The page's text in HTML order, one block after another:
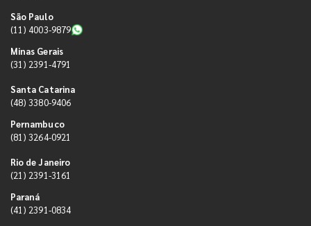
São Paulo
(11) 4003-9879
Minas Gerais
(31) 2391-4791
Santa Catarina
(48) 3380-9406
Pernambuco
(81) 3264-0921
Rio de Janeiro
(21) 2391-3161
Paraná
(41) 2391-0834